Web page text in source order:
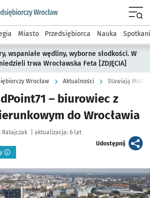
wroclaw.pl podserwis: Strategia
Miasto Przedsiębiorca Nauka
wspaniałe wędliny, wyborne słodkości. W
trwa Wrocławska Feta [ZDJĘCIA]
Wrocław Aktualności Stawiają
– biurowiec z
do Wrocławia
Ratajczak aktualizacja: 6 lat
Udostępnijartykuł